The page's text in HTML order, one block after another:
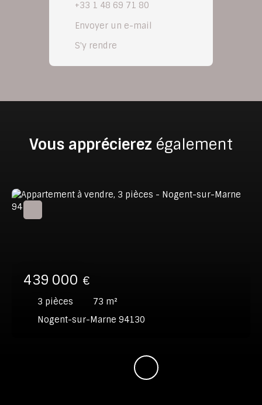
+33 1 48 69 71 80
Envoyer un e-mail
S'y rendre
Vous apprécierez également
439 000 €
3 pièces 73 m²
Nogent-sur-Marne 94130